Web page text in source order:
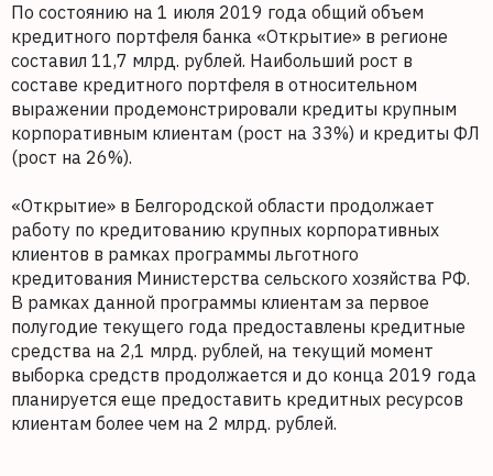
По состоянию на 1 июля 2019 года общий объем
кредитного портфеля банка «Открытие» в регионе
составил 11,7 млрд. рублей. Наибольший рост в
составе кредитного портфеля в относительном
выражении продемонстрировали кредиты крупным
корпоративным клиентам (рост на 33%) и кредиты ФЛ
(рост на 26%).
«Открытие» в Белгородской области продолжает
работу по кредитованию крупных корпоративных
клиентов в рамках программы льготного
кредитования Министерства сельского хозяйства РФ.
В рамках данной программы клиентам за первое
полугодие текущего года предоставлены кредитные
средства на 2,1 млрд. рублей, на текущий момент
выборка средств продолжается и до конца 2019 года
планируется еще предоставить кредитных ресурсов
клиентам более чем на 2 млрд. рублей.